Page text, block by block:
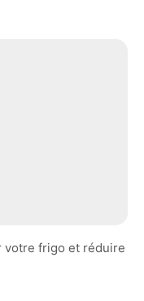
votre frigo et réduire